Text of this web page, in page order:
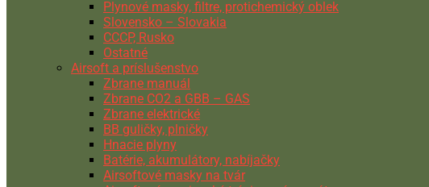
Plynové masky, filtre, protichemický oblek
Slovensko – Slovakia
CCCP, Rusko
Ostatné
Airsoft a príslušenstvo
Zbrane manuál
Zbrane CO2 a GBB – GAS
Zbrane elektrické
BB guličky, plničky
Hnacie plyny
Batérie, akumulátory, nabíjačky
Airsoftové masky na tvár